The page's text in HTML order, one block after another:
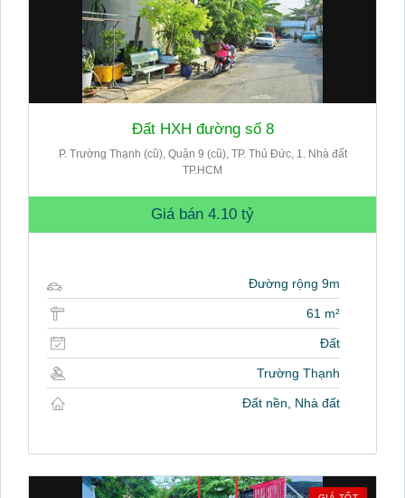
Đất HXH đường số 8
P. Trường Thạnh (cũ), Quận 9 (cũ), TP. Thủ Đức, 1. Nhà đất
TP.HCM
Giá bán 4.10 tỷ
Đường rộng 9m
61 m²
Đất
Trường Thạnh
Đất nền, Nhà đất